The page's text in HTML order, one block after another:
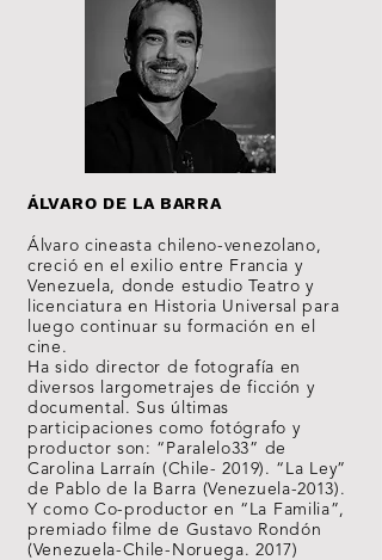
ÁLVARO DE LA BARRA
Álvaro cineasta chileno-venezolano,
creció en el exilio entre Francia y
Venezuela, donde estudio Teatro y
licenciatura en Historia Universal para
luego continuar su formación en el
cine.
Ha sido director de fotografía en
diversos largometrajes de ficción y
documental. Sus últimas
participaciones como fotógrafo y
productor son: “Paralelo33” de
Carolina Larraín (Chile- 2019). “La Ley”
de Pablo de la Barra (Venezuela-2013).
Y como Co-productor en “La Familia”,
premiado filme de Gustavo Rondón
(Venezuela-Chile-Noruega. 2017)